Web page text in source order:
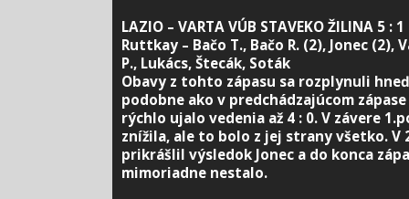
LAZIO – VARTA VÚB STAVEKO ŽILINA 5 :
Ruttkay – Bačo T., Bačo R. (2), Jonec (2),
P., Lukács, Štecák, Soták
Obavy z tohto zápasu sa rozplynuli
podobne ako v predchádzajúcom
rýchlo ujalo vedenia až 4 : 0. V závere
znížila, ale to bolo z jej strany všetko. V
prikrášlil výsledok Jonec a do konca
mimoriadne nestalo.